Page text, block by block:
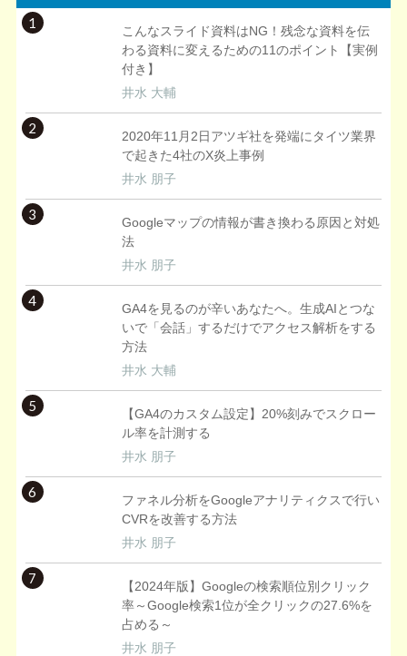
1
こんなスライド資料はNG！残念な資料を伝
わる資料に変えるための11のポイント【実例
付き】
井水 大輔
2
2020年11月2日アツギ社を発端にタイツ業界
で起きた4社のX炎上事例
井水 朋子
3
Googleマップの情報が書き換わる原因と対処
法
井水 朋子
4
GA4を見るのが辛いあなたへ。生成AIとつな
いで「会話」するだけでアクセス解析をする
方法
井水 大輔
5
【GA4のカスタム設定】20%刻みでスクロー
ル率を計測する
井水 朋子
6
ファネル分析をGoogleアナリティクスで行い
CVRを改善する方法
井水 朋子
7
【2024年版】Googleの検索順位別クリック
率～Google検索1位が全クリックの27.6%を
占める～
井水 朋子